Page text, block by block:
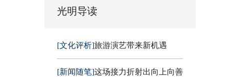
光明导读
[文化评析]旅游演艺带来新机遇
[新闻随笔]这场接力折射出向上向善